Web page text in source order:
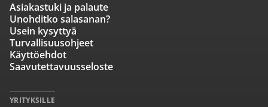
Asiakastuki ja palaute
Unohditko salasanan?
Usein kysyttyä
Turvallisuusohjeet
Käyttöehdot
Saavutettavuusseloste
YRITYKSILLE